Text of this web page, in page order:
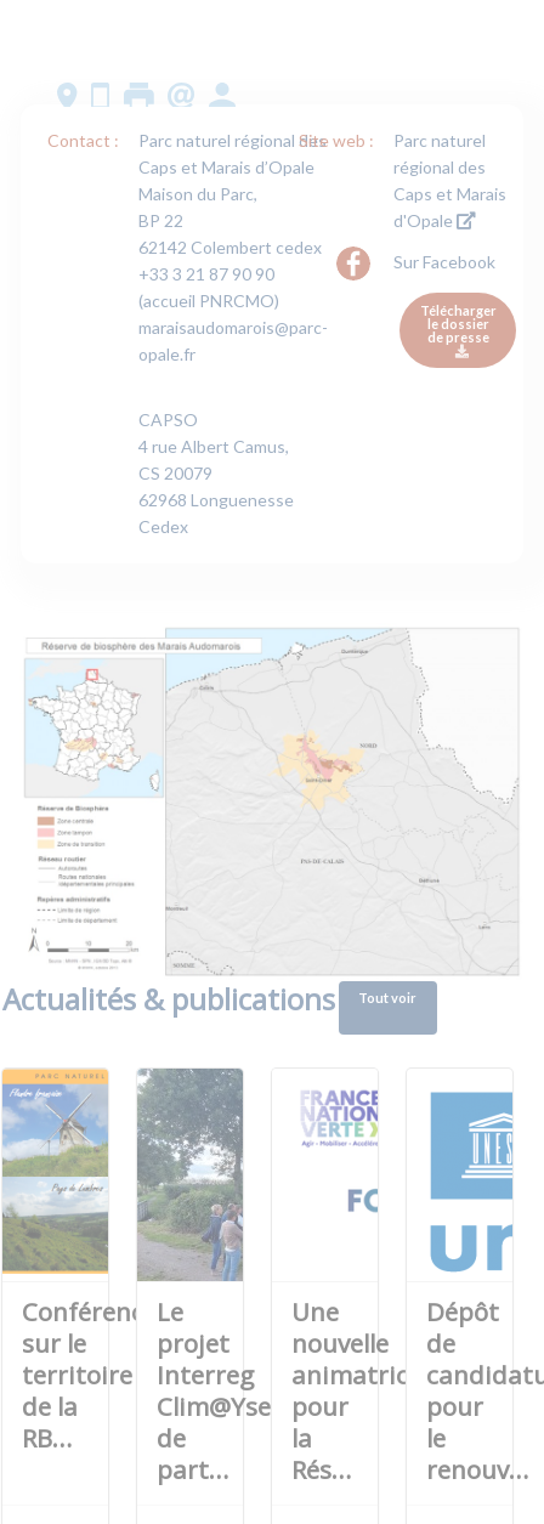
Contact :
Parc naturel régional des
Caps et Marais d’Opale
Maison du Parc,
BP 22
62142 Colembert cedex
+33 3 21 87 90 90
(accueil PNRCMO)
maraisaudomarois@parc-
opale.fr
CAPSO
4 rue Albert Camus,
CS 20079
62968 Longuenesse
Cedex
Site web :
Parc naturel
régional des
Caps et Marais
d'Opale
Sur Facebook
Télécharger
le dossier
de presse
Actualités & publications Tout voir
Conférence
sur le
territoire
de la
RB…
Le
projet
Interreg
Clim@YserAa
de
part…
Une
nouvelle
animatrice
pour
la
Rés…
Dépôt
de
pour
le
renouv…